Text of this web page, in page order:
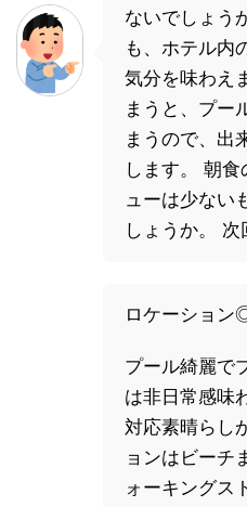
ないでしょう
も、ホテル内
気分を味わえ
まうと、プー
まうので、出
します。 朝
ューは少ない
しょうか。 次
ロケーション
プール綺麗で
は非日常感味
対応素晴らし
ョンはビーチ
ォーキングス